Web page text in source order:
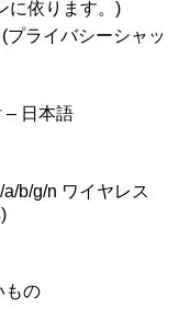
に依ります。)
プライバシーシャッ
– 日本語
a/b/g/n ワイヤレス
もの